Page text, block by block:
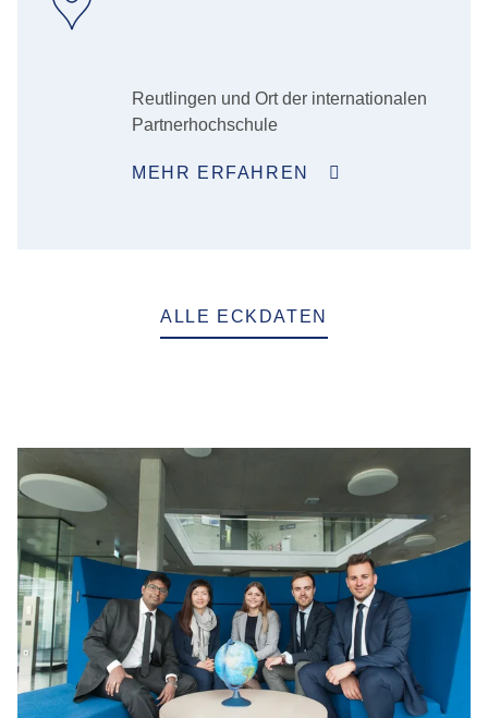
Reutlingen und Ort der internationalen
Partnerhochschule
MEHR ERFAHREN
ALLE ECKDATEN